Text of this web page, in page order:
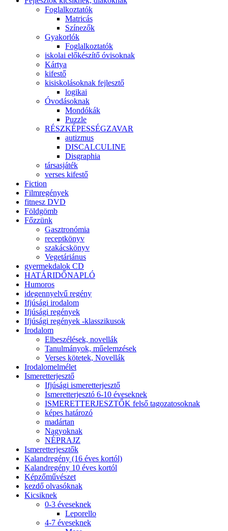
Foglalkoztatók
Matricás
Színezők
Gyakorlók
Foglalkoztatók
iskolai előkészítő óvisoknak
Kártya
kifestő
kisiskolásoknak fejlesztő
logikai
Óvodásoknak
Mondókák
Puzzle
RÉSZKÉPESSÉGZAVAR
autizmus
DISCALCULINE
Disgraphia
társasjáték
verses kifestő
Fiction
Filmregények
fitnesz DVD
Földgömb
Főzzünk
Gasztronómia
receptkönyv
szakácskönyv
Vegetáriánus
gyermekdalok CD
HATÁRIDŐNAPLÓ
Humoros
idegennyelvű regény
Ifjúsági irodalom
Ifjúsági regények
Ifjúsági regények -klasszikusok
Irodalom
Elbeszélések, novellák
Tanulmányok, műelemzések
Verses kötetek, Novellák
Irodalomelmélet
Ismeretterjesztő
Ifjúsági ismeretterjesztő
Ismeretterjesztó 6-10 éveseknek
ISMERETTERJESZTŐK felső tagozatosoknak
képes határozó
madártan
Nagyoknak
NÉPRAJZ
Ismeretterjesztők
Kalandregény (16 éves kortól)
Kalandregény 10 éves kortól
Képzőművészet
kezdő olvasóknak
Kicsiknek
0-3 éveseknek
Leporello
4-7 éveseknek